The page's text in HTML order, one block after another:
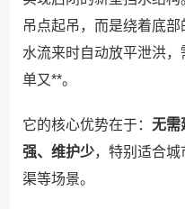
吊点起吊，而是绕着底部
水流来时自动放平泄洪
单又**。
它的核心优势在于： 无需
强、维护少，特别适合城
渠等场景。